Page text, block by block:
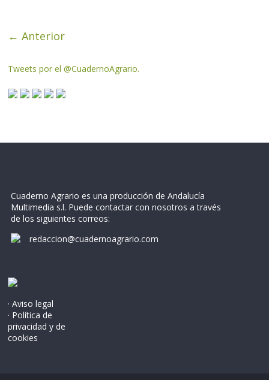
← Anterior
Tweets por el @CuadernoAgrario.
Cuaderno Agrario es una producción de Andalucía
Multimedia s.l. Puede contactar con nosotros a través
de los siguientes correos:
redaccion@cuadernoagrario.com
· Aviso legal
· Política de
privacidad y de
cookies